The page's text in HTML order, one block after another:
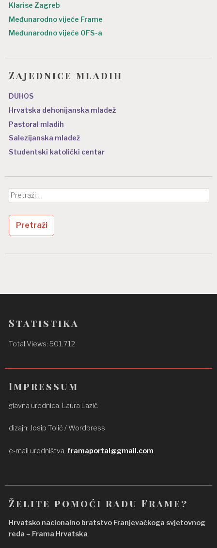
Klarise Zagreb
Međunarodno vijeće Frame
Međunarodno vijeće OFS-a
Zajednice mladih
DUHOS
Hrvatska dehonijanska mladež
Pastoral mladih
Salezijanska mladež
Studentski katolički centar
Pretraži:
Statistika
Total Views:501.712
Impressum
glavna urednica: Laura Lazić
dizajn: Josip Tolić / Wordpress
e-mail uredništva: framaportal@gmail.com
Želite pomoći radu Frame?
Hrvatsko nacionalno bratstvo Franjevačkoga svjetovnog
reda – Frama Hrvatska